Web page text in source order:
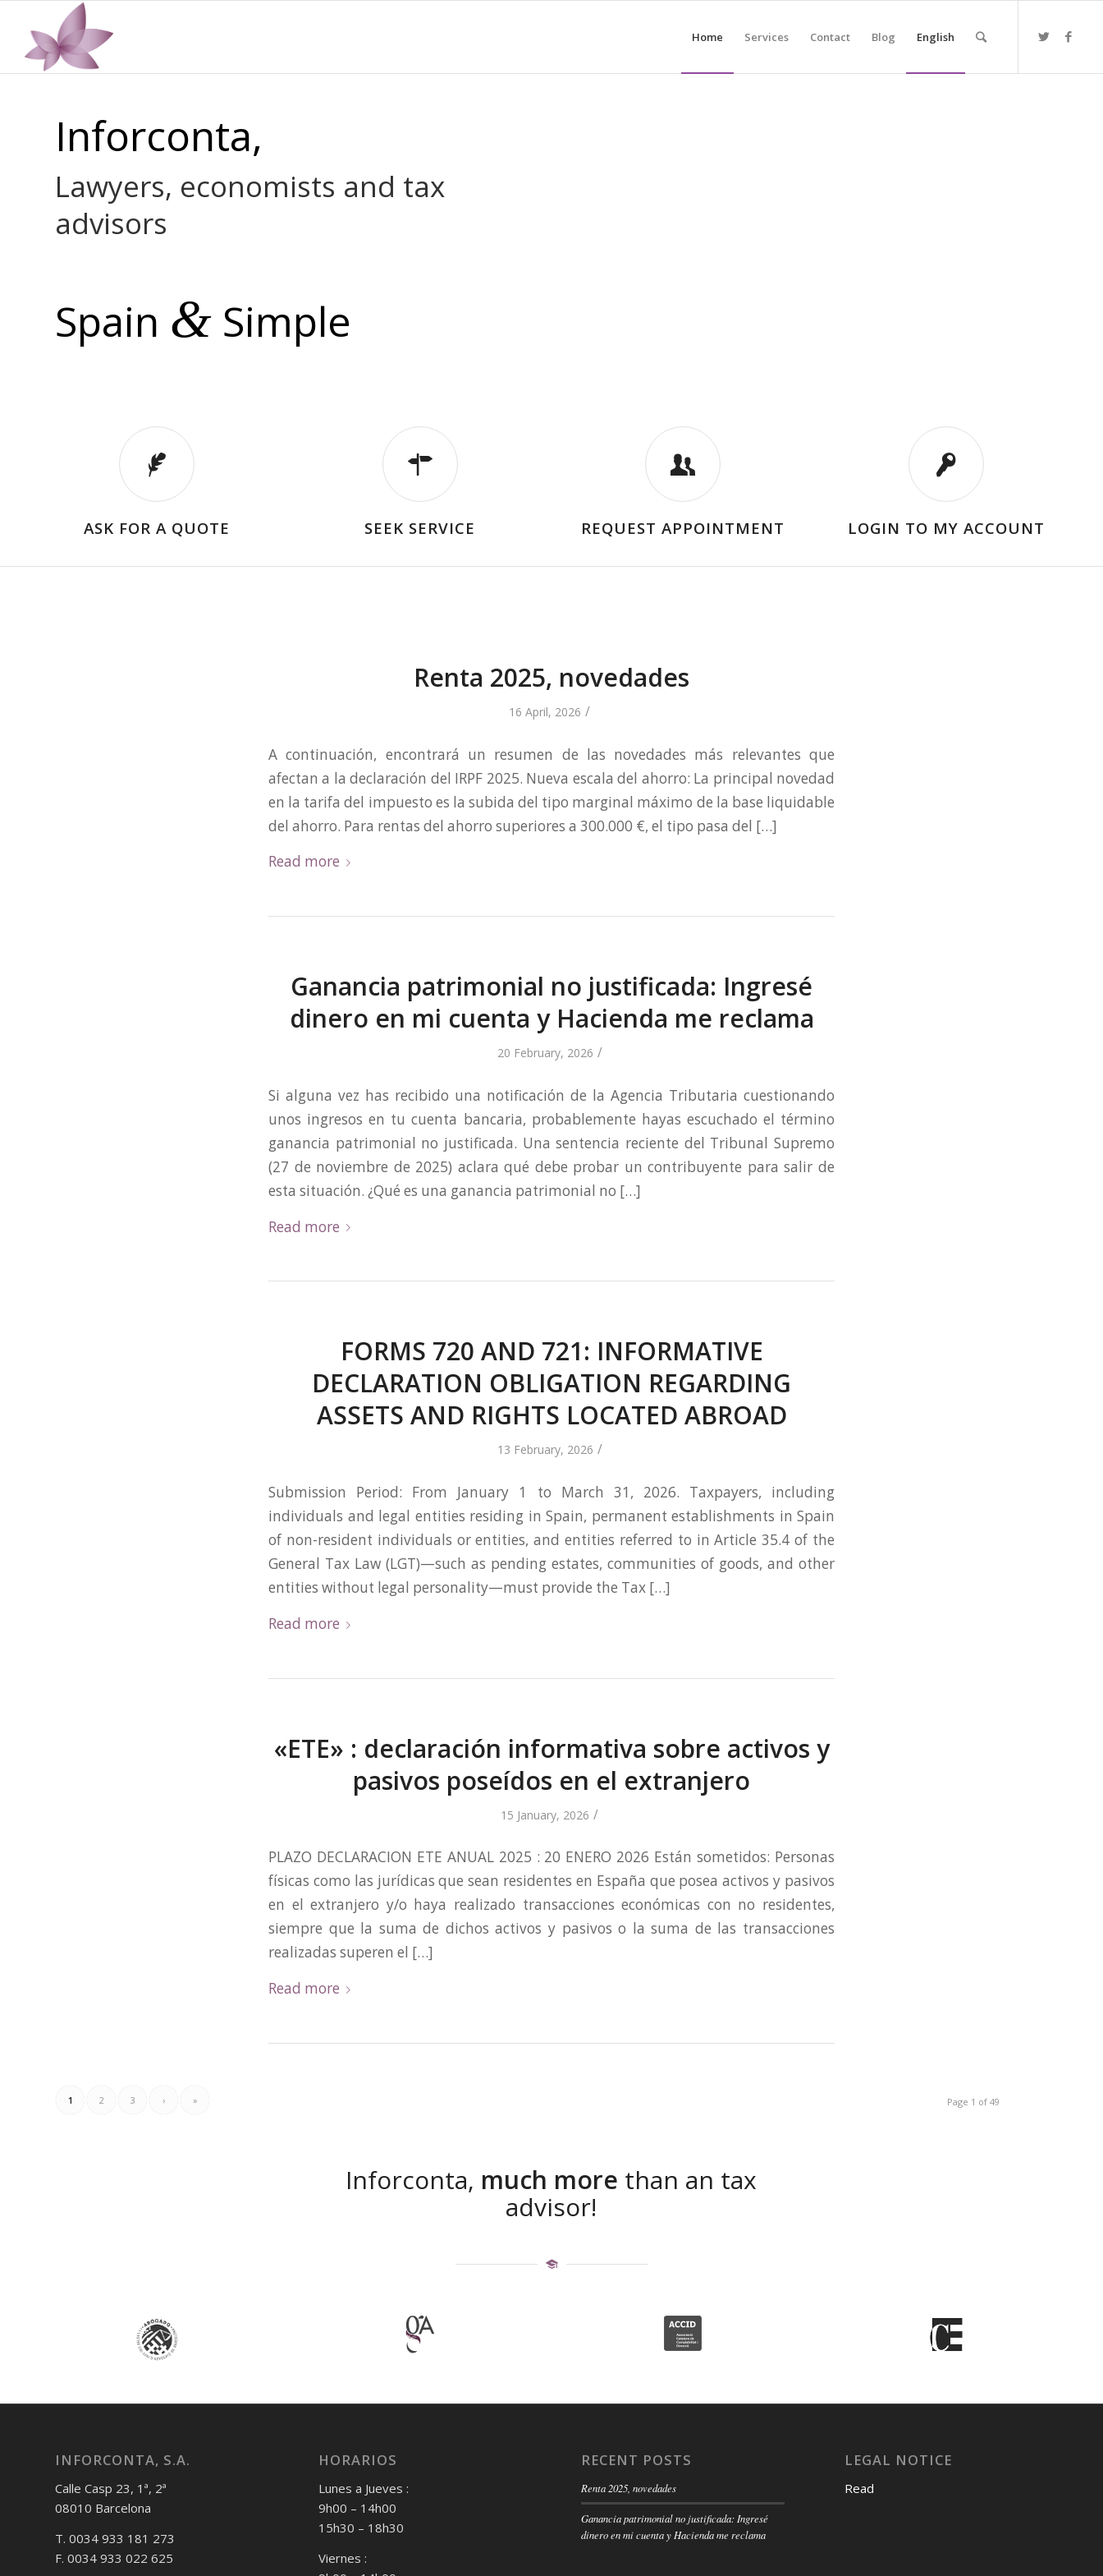
Home Services Contact Blog English
Inforconta,
Lawyers, economists and tax
advisors
Spain & Simple
ASK FOR A QUOTE SEEK SERVICE REQUEST APPOINTMENT LOGIN TO MY ACCOUNT
Renta 2025, novedades
16 April, 2026 /
A continuación, encontrará un resumen de las novedades más relevantes que
afectan a la declaración del IRPF 2025. Nueva escala del ahorro: La principal novedad
en la tarifa del impuesto es la subida del tipo marginal máximo de la base liquidable
del ahorro. Para rentas del ahorro superiores a 300.000 €, el tipo pasa del […]
Read more
Ganancia patrimonial no justificada: Ingresé
dinero en mi cuenta y Hacienda me reclama
20 February, 2026 /
Si alguna vez has recibido una notificación de la Agencia Tributaria cuestionando
unos ingresos en tu cuenta bancaria, probablemente hayas escuchado el término
ganancia patrimonial no justificada. Una sentencia reciente del Tribunal Supremo
(27 de noviembre de 2025) aclara qué debe probar un contribuyente para salir de
esta situación. ¿Qué es una ganancia patrimonial no […]
Read more
FORMS 720 AND 721: INFORMATIVE
DECLARATION OBLIGATION REGARDING
ASSETS AND RIGHTS LOCATED ABROAD
13 February, 2026 /
Submission Period: From January 1 to March 31, 2026. Taxpayers, including
individuals and legal entities residing in Spain, permanent establishments in Spain
of non-resident individuals or entities, and entities referred to in Article 35.4 of the
General Tax Law (LGT)—such as pending estates, communities of goods, and other
entities without legal personality—must provide the Tax […]
Read more
«ETE» : declaración informativa sobre activos y
pasivos poseídos en el extranjero
15 January, 2026 /
PLAZO DECLARACION ETE ANUAL 2025 : 20 ENERO 2026 Están sometidos: Personas
físicas como las jurídicas que sean residentes en España que posea activos y pasivos
en el extranjero y/o haya realizado transacciones económicas con no residentes,
siempre que la suma de dichos activos y pasivos o la suma de las transacciones
realizadas superen el […]
Read more
Page 1 of 49
1 2 3 › »
Inforconta, much more than an tax
advisor!
INFORCONTA, S.A.
Calle Casp 23, 1ª, 2ª
08010 Barcelona
T. 0034 933 181 273
F. 0034 933 022 625
HORARIOS
Lunes a Jueves :
9h00 – 14h00
15h30 – 18h30
Viernes :
RECENT POSTS
Renta 2025, novedades
Ganancia patrimonial no justificada: Ingresé
dinero en mi cuenta y Hacienda me reclama
LEGAL NOTICE
Read